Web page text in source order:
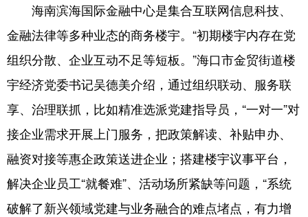
海南滨海国际金融中心是集合互联网信息科技、
金融法律等多种业态的商务楼宇。“初期楼宇内存在党
组织分散、企业互动不足等短板。”海口市金贸街道楼
宇经济党委书记吴德美介绍，通过组织联动、服务联
享、治理联抓，比如精准选派党建指导员，“一对一”对
接企业需求开展上门服务，把政策解读、补贴申办、
融资对接等惠企政策送进企业；搭建楼宇议事平台，
解决企业员工“就餐难”、活动场所紧缺等问题，“系统
破解了新兴领域党建与业务融合的难点堵点，有力增